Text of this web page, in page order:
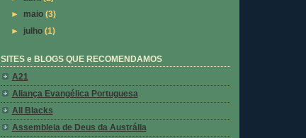
► maio(3)
► julho(1)
SITES e BLOGS QUE RECOMENDAMOS
A21
Aliança Evangélica Portuguesa
All Blacks
Assembleia de Deus da Austrália